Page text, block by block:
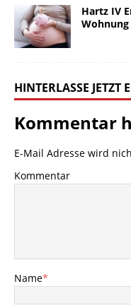
Hartz IV
Wohnung
HINTERLASSE
Kommentar
E-Mail Adresse wird
Kommentar
Name*